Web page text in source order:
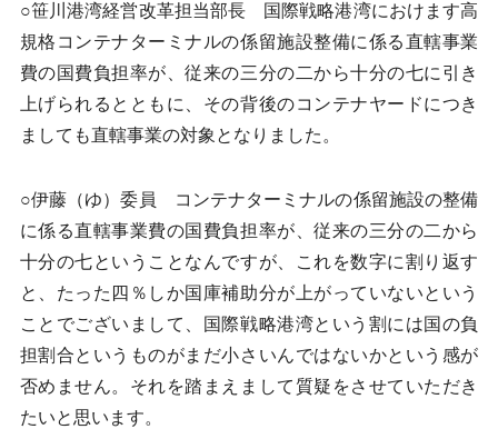
○笹川港湾経営改革担当部長 国際戦略港湾におけます高
規格コンテナターミナルの係留施設整備に係る直轄事業
費の国費負担率が、従来の三分の二から十分の七に引き
上げられるとともに、その背後のコンテナヤードにつき
ましても直轄事業の対象となりました。
○伊藤（ゆ）委員 コンテナターミナルの係留施設の整備
に係る直轄事業費の国費負担率が、従来の三分の二から
十分の七ということなんですが、これを数字に割り返す
と、たった四％しか国庫補助分が上がっていないという
ことでございまして、国際戦略港湾という割には国の負
担割合というものがまだ小さいんではないかという感が
否めません。それを踏まえまして質疑をさせていただき
たいと思います。